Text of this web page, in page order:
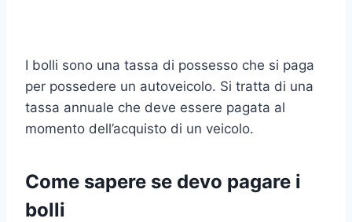
I bolli sono una tassa di possesso che si paga
per possedere un autoveicolo. Si tratta di una
tassa annuale che deve essere pagata al
momento dell’acquisto di un veicolo.
Come sapere se devo pagare i
bolli